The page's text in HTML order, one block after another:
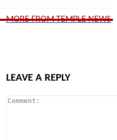
MORE FROM TEMPLE NEWS
LEAVE A REPLY